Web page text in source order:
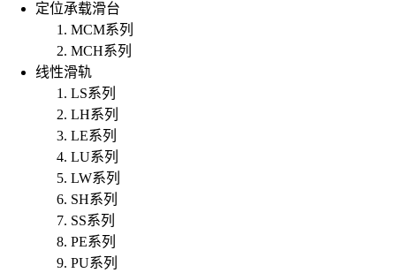
定位承载滑台
MCM系列
MCH系列
线性滑轨
LS系列
LH系列
LE系列
LU系列
LW系列
SH系列
SS系列
PE系列
PU系列